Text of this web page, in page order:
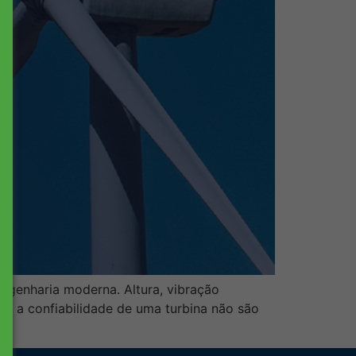
moderna. Altura, vibração
a confiabilidade de uma turbina não são